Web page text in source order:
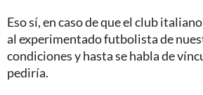
Eso sí, en caso de que el club
al experimentado futbolista de
condiciones y hasta se habla de
pediría.